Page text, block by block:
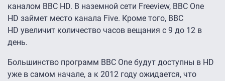
каналом BBC HD. В наземной сети Freeview, BBC One
HD займет место канала Five. Кроме того, BBC
HD увеличит количество часов вещания с 9 до 12 в
день.
Большинство программ BBC One будут доступны в HD
уже в самом начале, а к 2012 году ожидается, что